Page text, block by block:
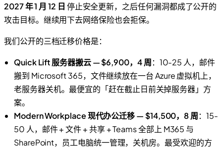
2027 年 1 月 12 日 停止安全更新，之后任何漏洞都成了公开的
攻击目标。继续用下去网络保险也会拒保。
我们公开的三档迁移价格是：
Quick Lift 服务器搬云 — $6,900，4 周：10-25 人，邮件
搬到 Microsoft 365，文件继续放在一台 Azure 虚拟机上，
老服务器关机。最便宜的「赶在截止日前关掉服务器」方
案。
Modern Workplace 现代办公迁移 — $14,500，8 周：15-
50 人，邮件 + 文件 + 共享 + Teams 全部上 M365 与
SharePoint，员工电脑统一管理，关机房。最受欢迎的方